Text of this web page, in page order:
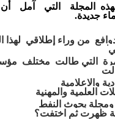
المجلة
التي آمل
جديدة.
من وراء إطلاقي لهذا
التي طالت مختلف
والاعلامية
العلمية والمهنية
ومجلة بحوث النفط
ظهرت ثم اختفت؟